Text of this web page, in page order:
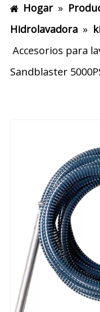
Hogar »
Hidrolavadora »
Accesorios para
Sandblaster